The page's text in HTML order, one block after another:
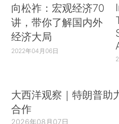
向松祚：宏观经济70
讲，带你了解国内外
经济大局
2022年04月06日
大西洋观察｜特朗普助
合作
2026年08月07日